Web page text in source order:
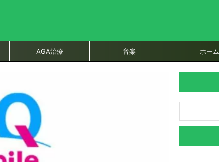
AGA治療 音楽 ホーム